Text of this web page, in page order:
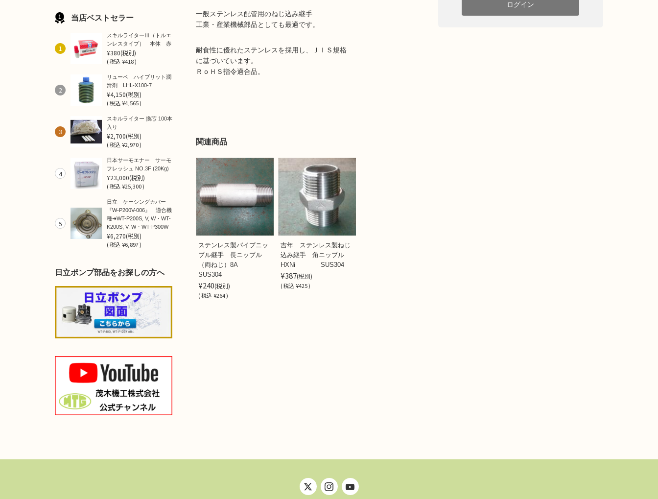
一般ステンレス配管用のねじ込み継手
工業・産業機械部品としても最適です。
耐食性に優れたステンレスを採用し、ＪＩＳ規格
に基づいています。
ＲｏＨＳ指令適合品。
ログイン
関連商品
ステンレス製パイプニッ
プル継手 長ニップル
（両ねじ）8A
SUS304
¥240(税別)
(税込¥264 )
吉年 ステンレス製ねじ
込み継手 角ニップル
HXNi SUS304
¥387(税別)
(税込¥425 )
当店ベストセラー
1
スキルライターⅢ（トルエ
ンレスタイプ） 本体 赤
¥380(税別)
(税込¥418 )
2
リューベ ハイブリット潤
滑剤 LHL-X100-7
¥4,150(税別)
(税込¥4,565 )
3
スキルライター 換芯 100本
入り
¥2,700(税別)
(税込¥2,970 )
4
日本サーモエナー サーモ
フレッシュ NO.3F (20Kg)
¥23,000(税別)
(税込¥25,300 )
5
日立 ケーシングカバー
『W-P200V-006』 適合機
種➜WT-P200S, V, W・WT-
K200S, V, W・WT-P300W
¥6,270(税別)
(税込¥6,897 )
日立ポンプ部品をお探しの方へ